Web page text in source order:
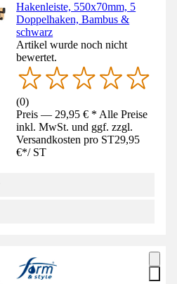
Hakenleiste, 550x70mm, 5
Doppelhaken, Bambus &
schwarz
Artikel wurde noch nicht
bewertet.
(0)
Preis — 29,95 € * Alle Preise
inkl. MwSt. und ggf. zzgl.
Versandkosten pro ST29,95
€*/ ST